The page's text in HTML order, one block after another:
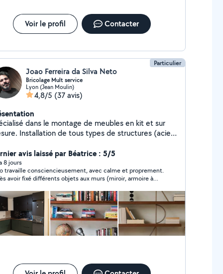
Voir le profil Contacter
Particulier
Joao Ferreira da Silva Neto
Bricolage Mult service
Lyon (Jean Moulin)
4,8/5 (37 avis)
dans le montage de meubles en kit et sur
Installation de tous types de structures (acier,
mezzanines et fenêtres. Peinture et
intérieure, pose de revêtements de sol et
couvertures, gouttières et solins,
de fuites et d'infiltrations, petits travaux
et de plomberie. Prix compétitifs et
de qualité.Nous effectuons également des
et proposons une assistance pour les
avis laissé par Béatrice : 5/5
8 jours
travaille consciencieusement, avec calme et proprement.
avoir fixé différents objets aux murs (miroir, armoire à
qui était en kit, un travail complexe nécessitant
journée de travail avec un résultat nickel. Merci Joao. Je le
vivement